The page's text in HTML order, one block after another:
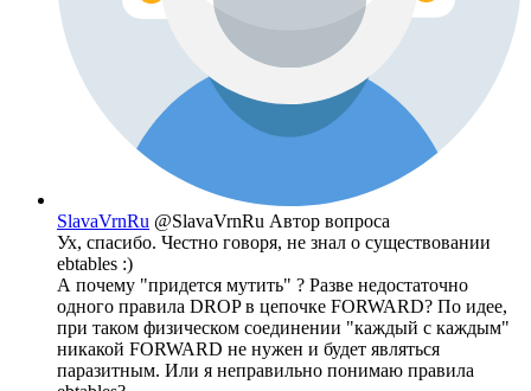
SlavaVrnRu @SlavaVrnRu Автор вопроса
Ух, спасибо. Честно говоря, не знал о существовании
ebtables :)
А почему "придется мутить" ? Разве недостаточно
одного правила DROP в цепочке FORWARD? По идее,
при таком физическом соединении "каждый с каждым"
никакой FORWARD не нужен и будет являться
паразитным. Или я неправильно понимаю правила